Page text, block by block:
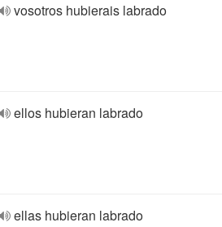
vosotros hubierais labrado
ellos hubieran labrado
ellas hubieran labrado